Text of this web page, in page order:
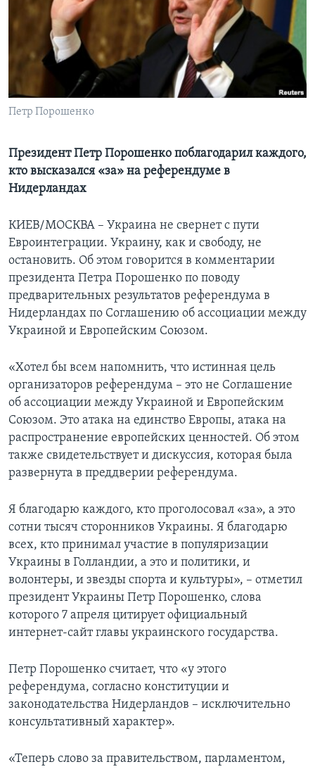
Learning English
СОЦИАЛЬНЫЕ СЕТИ
Петр Порошенко
Президент Петр Порошенко поблагодарил каждого,
кто высказался «за» на референдуме в
Нидерландах
КИЕВ/МОСКВА – Украина не свернет с пути
Евроинтеграции. Украину, как и свободу, не
остановить. Об этом говорится в комментарии
президента Петра Порошенко по поводу
предварительных результатов референдума в
Нидерландах по Соглашению об ассоциации между
Украиной и Европейским Союзом.
«Хотел бы всем напомнить, что истинная цель
организаторов референдума – это не Соглашение
об ассоциации между Украиной и Европейским
Союзом. Это атака на единство Европы, атака на
распространение европейских ценностей. Об этом
также свидетельствует и дискуссия, которая была
развернута в преддверии референдума.
Я благодарю каждого, кто проголосовал «за», а это
сотни тысяч сторонников Украины. Я благодарю
всех, кто принимал участие в популяризации
Украины в Голландии, а это и политики, и
волонтеры, и звезды спорта и культуры», – отметил
президент Украины Петр Порошенко, слова
которого 7 апреля цитирует официальный
интернет-сайт главы украинского государства.
Петр Порошенко считает, что «у этого
референдума, согласно конституции и
законодательства Нидерландов – исключительно
консультативный характер».
«Теперь слово за правительством, парламентом,